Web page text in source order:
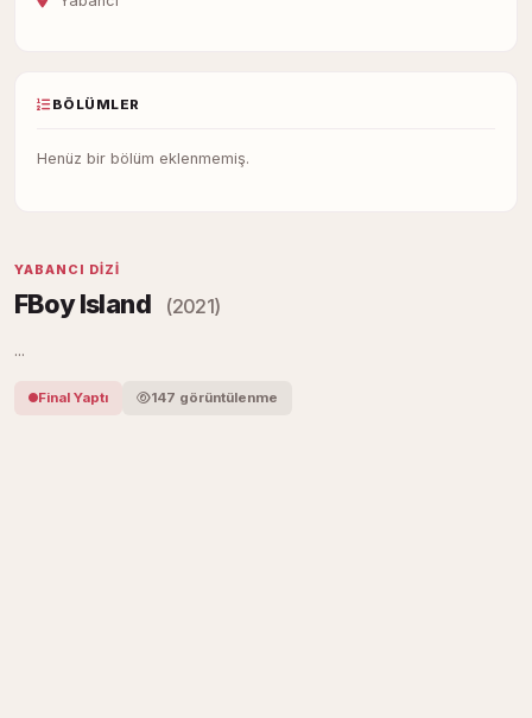
BÖLÜMLER
Henüz bir bölüm eklenmemiş.
YABANCI DIZI
FBoy Island (2021)
...
Final Yaptı 147 görüntülenme